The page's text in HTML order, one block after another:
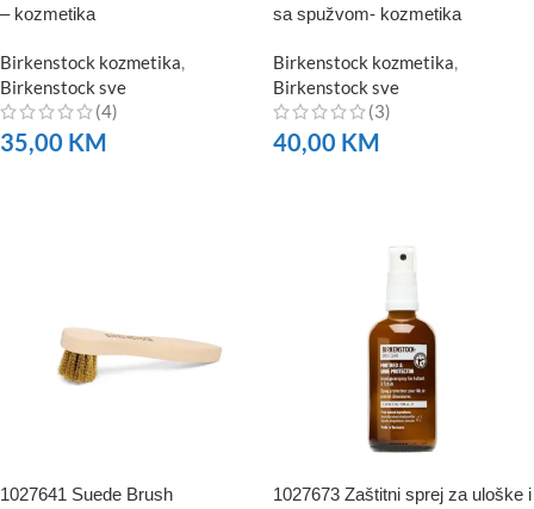
– kozmetika
Birkenstock kozmetika
Birkenstock sve
(4)
35,00 KM
sa spužvom- kozmetika
Birkenstock kozmetika
Birkenstock sve
(3)
40,00 KM
1027641 Suede Brush
1027673 Zaštitni sprej za uloške i